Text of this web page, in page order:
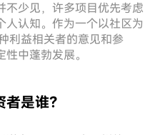
不少见，许多项目优先考虑
人认知。作为一个以社区为
利益相关者的意见和参
中蓬勃发展。
是谁？